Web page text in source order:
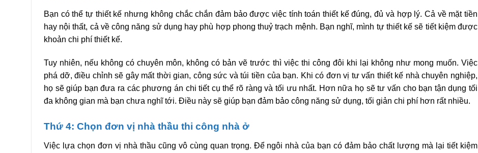
Bạn có thể tự thiết kế nhưng không chắc chắn đảm bảo được việc tính toán thiết kế đúng, đủ và hợp lý. Cả về mặt tiền
hay nội thất, cả về công năng sử dụng hay phù hợp phong thuỷ trạch mệnh. Bạn nghĩ, mình tự thiết kế sẽ tiết kiệm được
khoản chi phí thiết kế.
Tuy nhiên, nếu không có chuyên môn, không có bản vẽ trước thì việc thi công đôi khi lại không như mong muốn. Việc
phá dỡ, điều chỉnh sẽ gây mất thời gian, công sức và túi tiền của bạn. Khi có đơn vị tư vấn thiết kế nhà chuyên nghiệp,
họ sẽ giúp bạn đưa ra các phương án chi tiết cụ thể rõ ràng và tối ưu nhất. Hơn nữa họ sẽ tư vấn cho bạn tận dụng tối
đa không gian mà bạn chưa nghĩ tới. Điều này sẽ giúp bạn đảm bảo công năng sử dụng, tối giản chi phí hơn rất nhiều.
Thứ 4: Chọn đơn vị nhà thầu thi công nhà ở
Việc lựa chọn đơn vị nhà thầu cũng vô cùng quan trọng. Để ngôi nhà của bạn có đảm bảo chất lượng mà lại tiết kiệm